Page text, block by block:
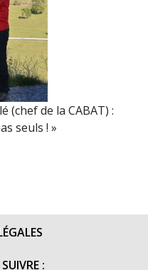
(chef de la CABAT) :
seuls ! »
: